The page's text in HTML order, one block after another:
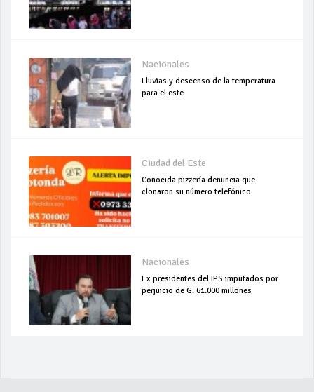
Nacionales
Lluvias y descenso de la temperatura
para el este
Ciudad del Este
Conocida pizzería denuncia que
clonaron su número telefónico
Nacionales
Ex presidentes del IPS imputados por
perjuicio de G. 61.000 millones